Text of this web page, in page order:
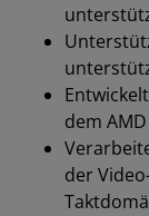
dem
der